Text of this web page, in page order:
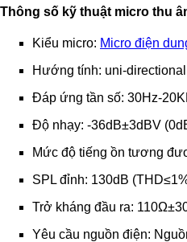
Thông số kỹ thuật micro thu
Kiểu micro: Micro điện
Hướng tính: uni-directional
Đáp ứng tần số: 30Hz-
Độ nhạy: -36dB±3dBV
Mức độ tiếng ồn tương
SPL đỉnh: 130dB
Trở kháng đầu ra:
Yêu cầu nguồn điện: